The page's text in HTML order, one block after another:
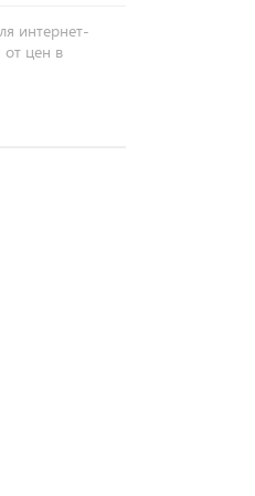
интернет-
от цен в